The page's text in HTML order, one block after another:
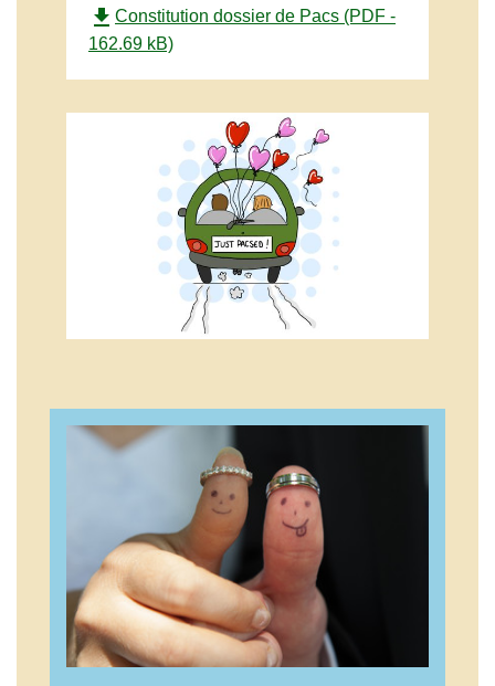
file_download Constitution dossier de Pacs (PDF -
162.69 kB)